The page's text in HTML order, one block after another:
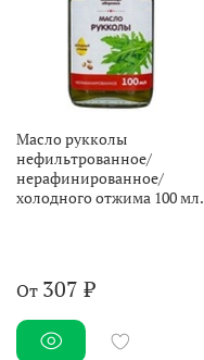
Масло рукколы
нефильтрованное/
нерафинированное/
холодного отжима 100 мл.
От 307 ₽